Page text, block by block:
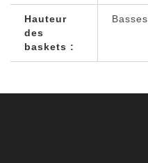
Hauteur
des
baskets :
Basses